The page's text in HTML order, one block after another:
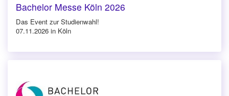
Bachelor Messe Köln 2026
Das Event zur Studienwahl!
07.11.2026 in Köln